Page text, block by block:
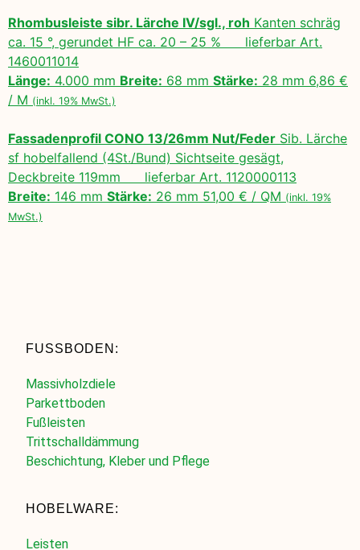
Rhombusleiste sibr. Lärche IV/sgl., roh Kanten schräg
ca. 15 °, gerundet HF ca. 20 – 25 % lieferbar Art.
1460011014
Länge: 4.000 mm Breite: 68 mm Stärke: 28 mm 6,86 €
/ M (inkl. 19% MwSt.)
Fassadenprofil CONO 13/26mm Nut/Feder Sib. Lärche
sf hobelfallend (4St./Bund) Sichtseite gesägt,
Deckbreite 119mm lieferbar Art. 1120000113
Breite: 146 mm Stärke: 26 mm 51,00 € / QM (inkl. 19%
MwSt.)
FUSSBODEN:
Massivholzdiele
Parkettboden
Fußleisten
Trittschalldämmung
Beschichtung, Kleber und Pflege
HOBELWARE:
Leisten